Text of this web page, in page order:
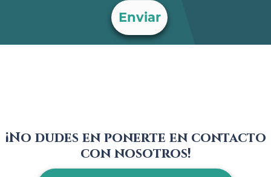
¡No dudes en ponerte en contacto
con nosotros!